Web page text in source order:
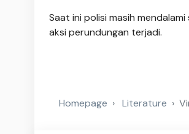
Saat ini polisi masih
aksi perundungan terjadi.
Homepage Literature